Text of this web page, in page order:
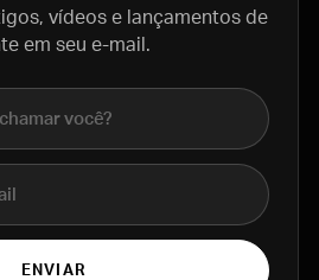
vídeos e lançamentos de
em seu e-mail.
ENVIAR